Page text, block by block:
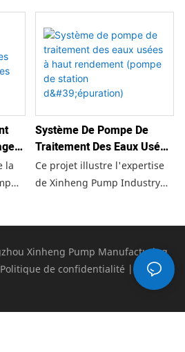
de
de
Industry en matière de
fourniture de solutions de
pompage performantes,
sûres et fiables répondant
aux exigences rigoureuses
des industries pétrolières,
gazières et chimiques.
la
Système De Pompe De
Traitement Des Eaux Usées
À Haut Rendement (pompe
De Station D'épuration)
Ce projet illustre l'expertise
de Xinheng Pump Industry
stations d'épuration
modernes.
Xinheng Pump Manufacturing
Politique de confidentialité |粤ICP备